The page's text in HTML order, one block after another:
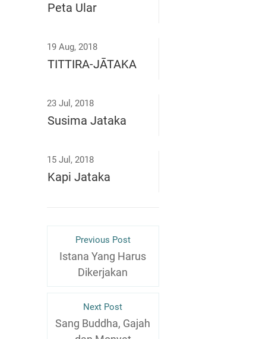
Peta Ular
19 Aug, 2018
TITTIRA-JĀTAKA
23 Jul, 2018
Susima Jataka
15 Jul, 2018
Kapi Jataka
Previous Post
Istana Yang Harus
Dikerjakan
Next Post
Sang Buddha, Gajah